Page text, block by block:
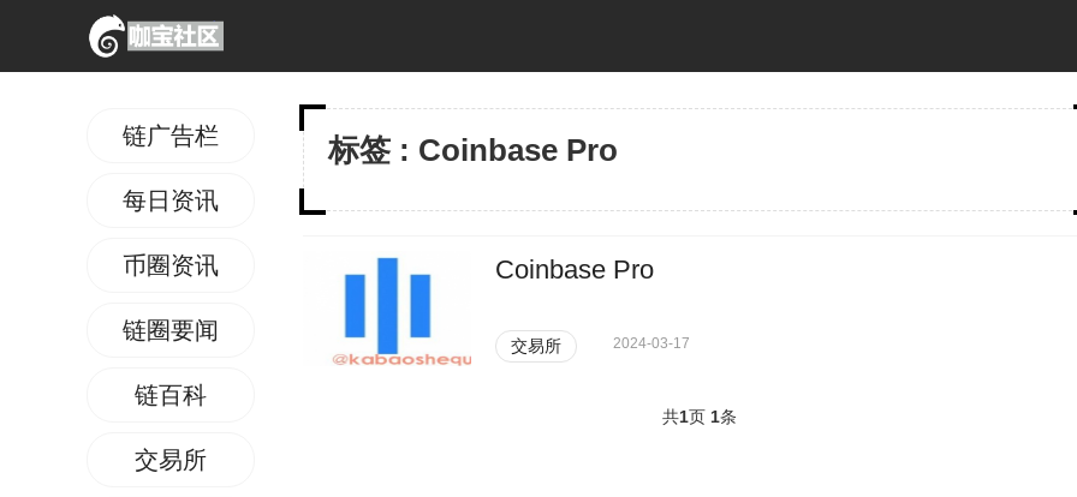
链广告栏
每日资讯
币圈资讯
链圈要闻
链百科
交易所
标签 : Coinbase Pro
Coinbase Pro
交易所 2024-03-17
共1页 1条